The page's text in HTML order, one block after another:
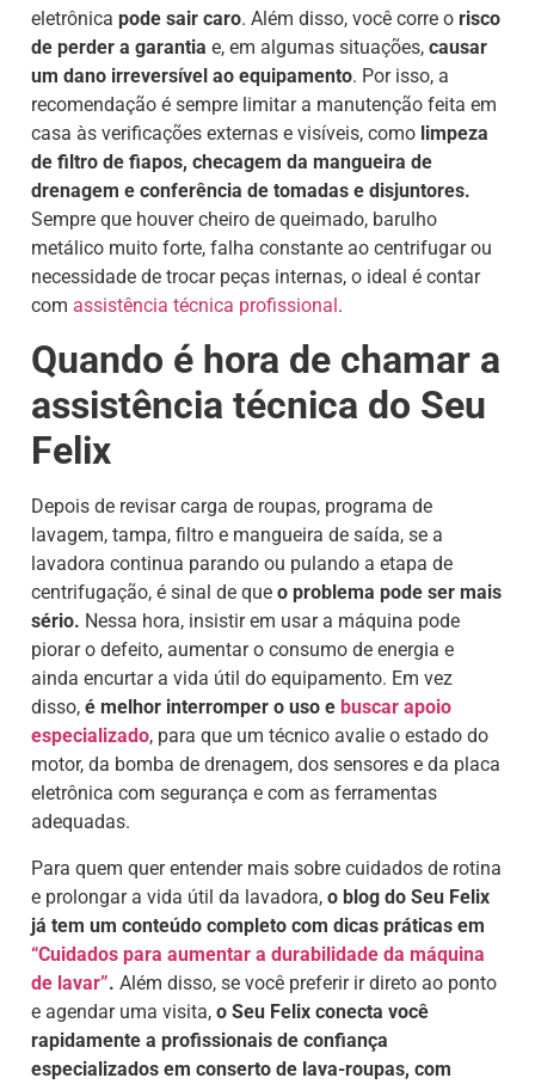
eletrônica pode sair caro. Além disso, você corre o risco
de perder a garantia e, em algumas situações, causar
um dano irreversível ao equipamento. Por isso, a
recomendação é sempre limitar a manutenção feita em
casa às verificações externas e visíveis, como limpeza
de filtro de fiapos, checagem da mangueira de
drenagem e conferência de tomadas e disjuntores.
Sempre que houver cheiro de queimado, barulho
metálico muito forte, falha constante ao centrifugar ou
necessidade de trocar peças internas, o ideal é contar
com assistência técnica profissional.
Quando é hora de chamar a
assistência técnica do Seu
Felix
Depois de revisar carga de roupas, programa de
lavagem, tampa, filtro e mangueira de saída, se a
lavadora continua parando ou pulando a etapa de
centrifugação, é sinal de que o problema pode ser mais
sério. Nessa hora, insistir em usar a máquina pode
piorar o defeito, aumentar o consumo de energia e
ainda encurtar a vida útil do equipamento. Em vez
disso, é melhor interromper o uso e buscar apoio
especializado, para que um técnico avalie o estado do
motor, da bomba de drenagem, dos sensores e da placa
eletrônica com segurança e com as ferramentas
adequadas.
Para quem quer entender mais sobre cuidados de rotina
e prolongar a vida útil da lavadora, o blog do Seu Felix
já tem um conteúdo completo com dicas práticas em
“Cuidados para aumentar a durabilidade da máquina
de lavar”. Além disso, se você preferir ir direto ao ponto
e agendar uma visita, o Seu Felix conecta você
rapidamente a profissionais de confiança
especializados em conserto de lava-roupas, com